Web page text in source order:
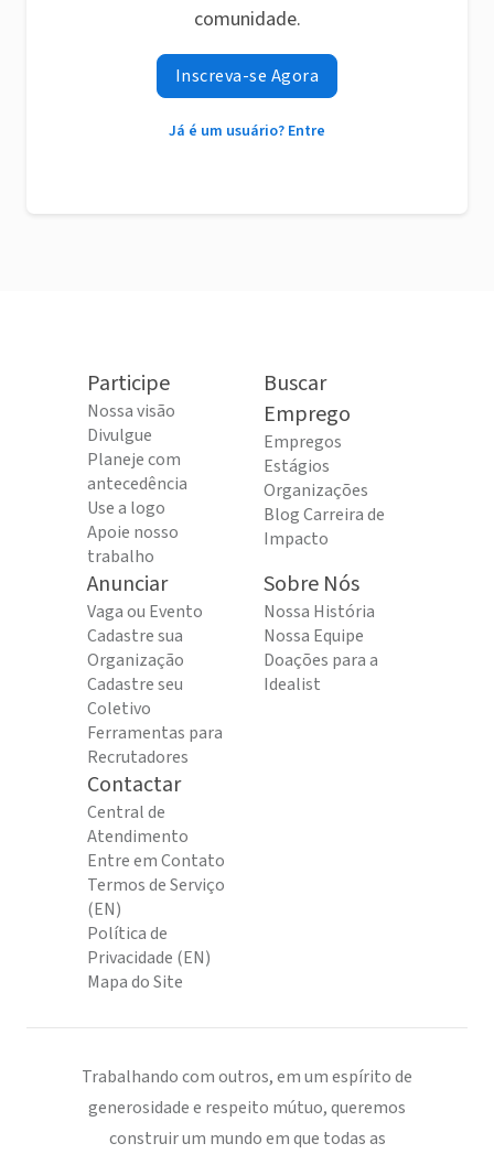
comunidade.
Inscreva-se Agora
Já é um usuário? Entre
Participe
Nossa visão
Divulgue
Planeje com
antecedência
Use a logo
Apoie nosso
trabalho
Buscar
Emprego
Empregos
Estágios
Organizações
Blog Carreira de
Impacto
Anunciar
Vaga ou Evento
Cadastre sua
Organização
Cadastre seu
Coletivo
Ferramentas para
Recrutadores
Sobre Nós
Nossa História
Nossa Equipe
Doações para a
Idealist
Contactar
Central de
Atendimento
Entre em Contato
Termos de Serviço
(EN)
Política de
Privacidade (EN)
Mapa do Site
Trabalhando com outros, em um espírito de
generosidade e respeito mútuo, queremos
construir um mundo em que todas as